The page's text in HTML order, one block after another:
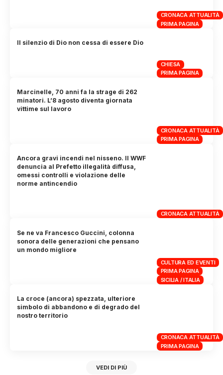
CRONACA ATTUALITÀ
PRIMA PAGINA
CHIESA
PRIMA PAGINA
Il silenzio di Dio non cessa di essere Dio
CRONACA ATTUALITÀ
PRIMA PAGINA
Marcinelle, 70 anni fa la strage di 262
minatori. L’8 agosto diventa giornata
vittime sul lavoro
CRONACA ATTUALITÀ
Ancora gravi incendi nel nisseno. Il WWF
denuncia al Prefetto illegalità diffusa,
omessi controlli e violazione delle
norme antincendio
CULTURA ED EVENTI
PRIMA PAGINA
SICILIA / ITALIA
Se ne va Francesco Guccini, colonna
sonora delle generazioni che pensano
un mondo migliore
CRONACA ATTUALITÀ
PRIMA PAGINA
La croce (ancora) spezzata, ulteriore
simbolo di abbandono e di degrado del
nostro territorio
VEDI DI PIÙ